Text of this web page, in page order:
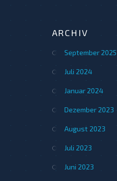
ARCHIV
September 2025
Juli 2024
Januar 2024
Dezember 2023
August 2023
Juli 2023
Juni 2023